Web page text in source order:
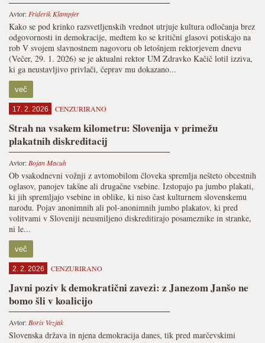
Avtor: Friderik Klampfer
Kako se pod krinko razsvetljenskih vrednot utrjuje kultura odločanja brez
odgovornosti in demokracije, medtem ko se kritični glasovi potiskajo na
rob V svojem slavnostnem nagovoru ob letošnjem rektorjevem dnevu
(Večer, 29. 1. 2026) se je aktualni rektor UM Zdravko Kačič lotil izziva,
ki ga neustavljivo privlači, čeprav mu dokazano...
več
17. 2. 2026 CENZURIRANO
Strah na vsakem kilometru: Slovenija v primežu
plakatnih diskreditacij
Avtor: Bojan Macuh
Ob vsakodnevni vožnji z avtomobilom človeka spremlja nešteto obcestnih
oglasov, panojev takšne ali drugačne vsebine. Izstopajo pa jumbo plakati,
ki jih spremljajo vsebine in oblike, ki niso čast kulturnem slovenskemu
narodu. Pojav anonimnih ali pol-anonimnih jumbo plakatov, ki pred
volitvami v Sloveniji neusmiljeno diskreditirajo posameznike in stranke,
ni le...
več
2. 2. 2026 CENZURIRANO
Javni poziv k demokratični zavezi: z Janezom Janšo ne
bomo šli v koalicijo
Avtor: Boris Vezjak
Slovenska država in njena demokracija danes, tik pred marčevskimi